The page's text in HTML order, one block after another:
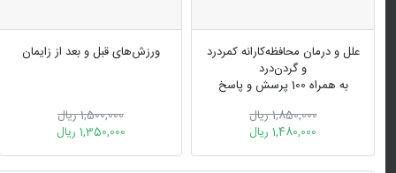
علل و درمان محافظه‌کارانه کمردرد
و گردن‌درد
به همراه 100 پرسش و پاسخ
1,850,000 ریال
1,480,000 ریال
ورزش‌های قبل و بعد از زایمان
1,500,000 ریال
1,350,000 ریال